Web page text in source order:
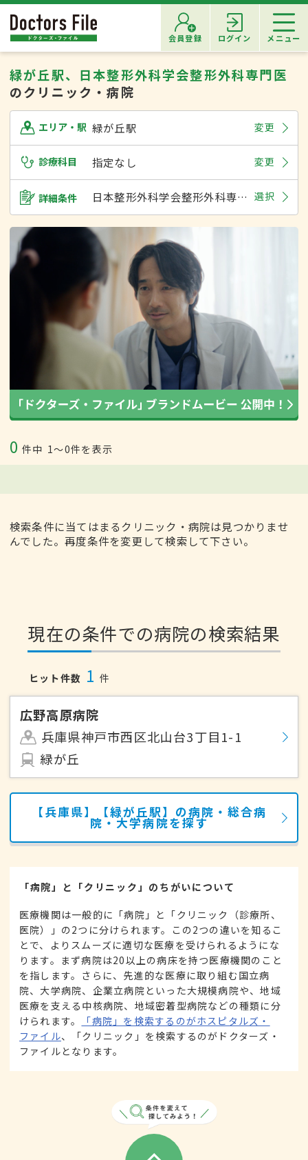
会員登録 ログイン メニュー
緑が丘駅、日本整形外科学会整形外科専門医
のクリニック・病院
エリア・駅 緑が丘駅 変更
診療科目 指定なし 変更
詳細条件 日本整形外科学会整形外科専門医 選択
0 件中 1〜0件を表示
検索条件に当てはまるクリニック・病院は見つかりませ
んでした。再度条件を変更して検索して下さい。
現在の条件での病院の検索結果
ヒット件数 1 件
広野高原病院
兵庫県神戸市西区北山台3丁目1-1
緑が丘
【兵庫県】【緑が丘駅】の病院・総合病
院・大学病院を探す
「病院」と「クリニック」のちがいについて
医療機関は一般的に「病院」と「クリニック（診療所、
医院）」の2つに分けられます。この2つの違いを知るこ
とで、よりスムーズに適切な医療を受けられるようにな
ります。まず病院は20以上の病床を持つ医療機関のこと
を指します。さらに、先進的な医療に取り組む国立病
院、大学病院、企業立病院といった大規模病院や、地域
医療を支える中核病院、地域密着型病院などの種類に分
けられます。
「病院」を検索するのがホスピタルズ・
ファイル、「クリニック」を検索するのがドクターズ・
ファイルとなります。